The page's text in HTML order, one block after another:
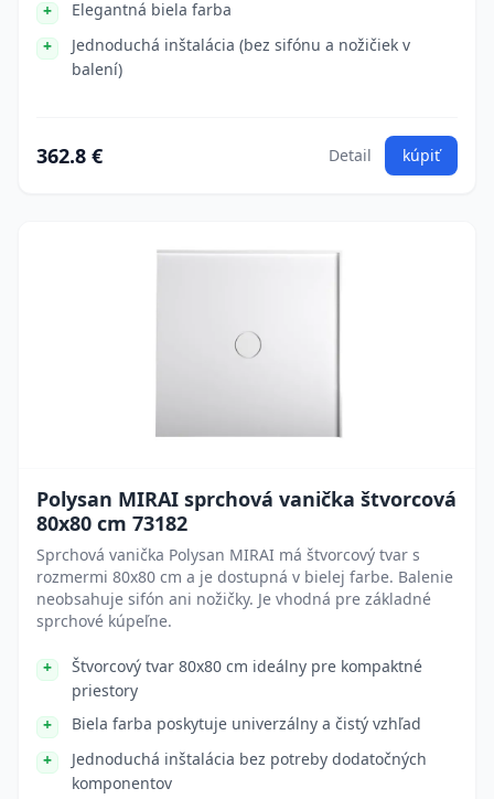
Elegantná biela farba
Jednoduchá inštalácia (bez sifónu a nožičiek v
balení)
362.8 € Detail kúpiť
Polysan MIRAI sprchová vanička štvorcová
80x80 cm 73182
Sprchová vanička Polysan MIRAI má štvorcový tvar s
rozmermi 80x80 cm a je dostupná v bielej farbe. Balenie
neobsahuje sifón ani nožičky. Je vhodná pre základné
sprchové kúpeľne.
Štvorcový tvar 80x80 cm ideálny pre kompaktné
priestory
Biela farba poskytuje univerzálny a čistý vzhľad
Jednoduchá inštalácia bez potreby dodatočných
komponentov